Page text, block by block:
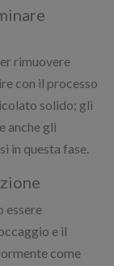
rimuovere
con il processo
solido; gli
anche gli
in questa fase.
essere
e il
come